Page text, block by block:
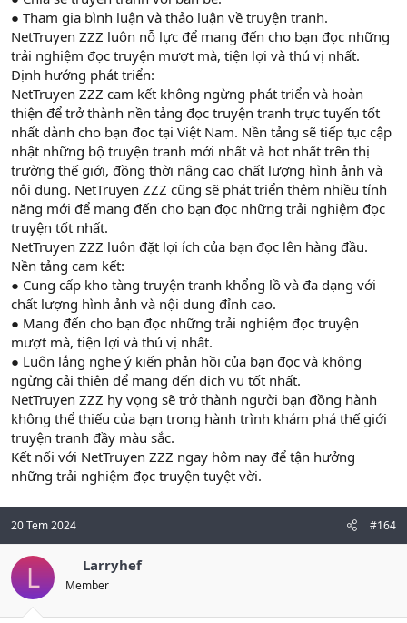
● Tham gia bình luận và thảo luận về truyện tranh.
NetTruyen ZZZ luôn nỗ lực để mang đến cho bạn đọc những
trải nghiệm đọc truyện mượt mà, tiện lợi và thú vị nhất.
Định hướng phát triển:
NetTruyen ZZZ cam kết không ngừng phát triển và hoàn
thiện để trở thành nền tảng đọc truyện tranh trực tuyến tốt
nhất dành cho bạn đọc tại Việt Nam. Nền tảng sẽ tiếp tục cập
nhật những bộ truyện tranh mới nhất và hot nhất trên thị
trường thế giới, đồng thời nâng cao chất lượng hình ảnh và
nội dung. NetTruyen ZZZ cũng sẽ phát triển thêm nhiều tính
năng mới để mang đến cho bạn đọc những trải nghiệm đọc
truyện tốt nhất.
NetTruyen ZZZ luôn đặt lợi ích của bạn đọc lên hàng đầu.
Nền tảng cam kết:
● Cung cấp kho tàng truyện tranh khổng lồ và đa dạng với
chất lượng hình ảnh và nội dung đỉnh cao.
● Mang đến cho bạn đọc những trải nghiệm đọc truyện
mượt mà, tiện lợi và thú vị nhất.
● Luôn lắng nghe ý kiến phản hồi của bạn đọc và không
ngừng cải thiện để mang đến dịch vụ tốt nhất.
NetTruyen ZZZ hy vọng sẽ trở thành người bạn đồng hành
không thể thiếu của bạn trong hành trình khám phá thế giới
truyện tranh đầy màu sắc.
Kết nối với NetTruyen ZZZ ngay hôm nay để tận hưởng
những trải nghiệm đọc truyện tuyệt vời.
20 Tem 2024 #164
L Larryhef
Member